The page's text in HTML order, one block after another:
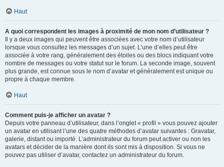
Haut
A quoi correspondent les images à proximité de mon nom d’utilisateur ?
Il y a deux images qui peuvent être associées avec votre nom d’utilisateur
lorsque vous consultez les messages d’un sujet. L’une d’elles peut être
associée à votre rang, généralement des étoiles ou des blocs indiquant votre
nombre de messages ou votre statut sur le forum. La seconde image, souvent
plus grande, est connue sous le nom d’avatar et généralement est unique ou
propre à chaque membre.
Haut
Comment puis-je afficher un avatar ?
Depuis votre panneau d’utilisateur, dans l’onglet « profil » vous pouvez ajouter
un avatar en utilisant l’une des quatre méthodes d’avatar suivantes : Gravatar,
galerie, distant ou importé. L’administrateur du forum peut activer ou non les
avatars et décider de la manière dont ils sont mis à disposition. Si vous ne
pouvez pas utiliser d’avatar, contactez un administrateur du forum.